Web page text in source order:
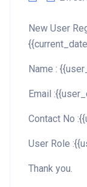
New User
Name :
Email
Contact No
User Role
Thank you.